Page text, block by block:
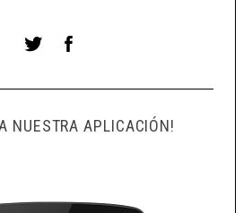
NUESTRA APLICACIÓN!